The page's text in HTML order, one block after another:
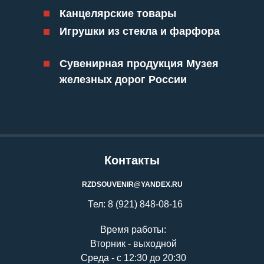
Контакты
RZDSOUVENIR@YANDEX.RU
Время работы:
Вторник - выходной
Среда - с 12:30 до 20:30
Тел: 8 (921) 848-08-16
Канцелярские товары
Игрушки из стекла и фарфора
Сувенирная продукция Музея
железных дорог России